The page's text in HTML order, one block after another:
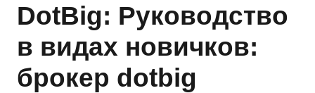
DotBig: Руководство
в видах новичков:
брокер dotbig